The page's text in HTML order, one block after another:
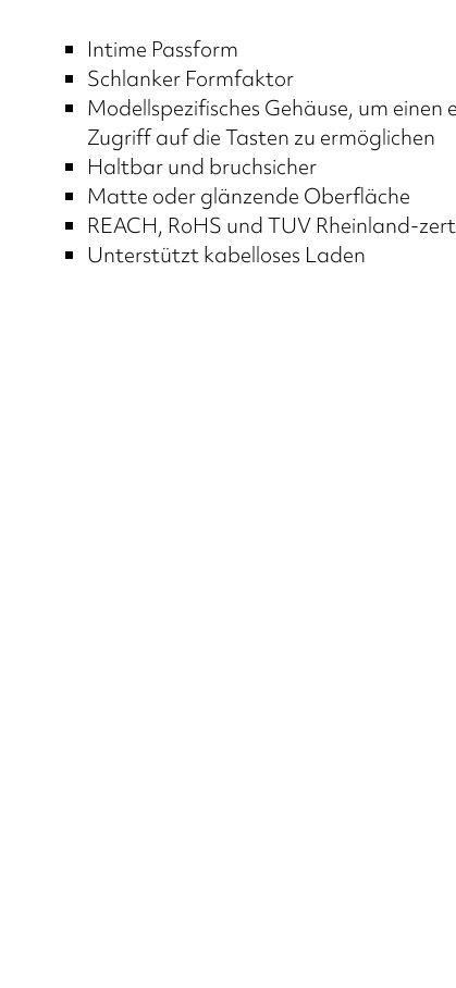
Intime Passform
Schlanker Formfaktor
Modellspezifisches Gehäuse, um einen
Zugriff auf die Tasten zu ermöglichen
Haltbar und bruchsicher
Matte oder glänzende Oberfläche
REACH, RoHS und TUV Rheinland-
Unterstützt kabelloses Laden